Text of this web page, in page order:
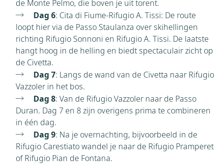
de Monte Pelmo, die boven je uit torent.
Dag 6: Cita di Fiume-Rifugio A. Tissi: De route
loopt hier via de Passo Staulanza over skihellingen
richting Rifugio Sonnoni en Rifugio A. Tissi. De laatste
hangt hoog in de helling en biedt spectaculair zicht op
de Civetta.
Dag 7: Langs de wand van de Civetta naar Rifugio
Vazzoler in het bos.
Dag 8: Van de Rifugio Vazzoler naar de Passo
Duran. Dag 7 en 8 zijn overigens prima te combineren
in één dag.
Dag 9: Na je overnachting, bijvoorbeeld in de
Rifugio Carestiato wandel je naar de Rifugio Pramperet
of Rifugio Pian de Fontana.